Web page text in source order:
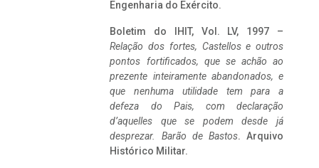
Engenharia do Exército.
Boletim do IHIT, Vol. LV, 1997 –
Relação dos fortes, Castellos e outros
pontos fortificados, que se achão ao
prezente inteiramente abandonados, e
que nenhuma utilidade tem para a
defeza do Pais, com declaração
d’aquelles que se podem desde já
desprezar. Barão de Bastos. Arquivo
Histórico Militar.